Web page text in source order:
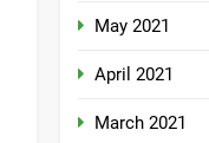
May 2021
April 2021
March 2021